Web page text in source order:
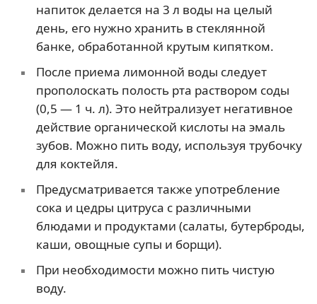
напиток делается на 3 л воды на целый
день, его нужно хранить в стеклянной
банке, обработанной крутым кипятком.
После приема лимонной воды следует
прополоскать полость рта раствором соды
(0,5 — 1 ч. л). Это нейтрализует негативное
действие органической кислоты на эмаль
зубов. Можно пить воду, используя трубочку
для коктейля.
Предусматривается также употребление
сока и цедры цитруса с различными
блюдами и продуктами (салаты, бутерброды,
каши, овощные супы и борщи).
При необходимости можно пить чистую
воду.